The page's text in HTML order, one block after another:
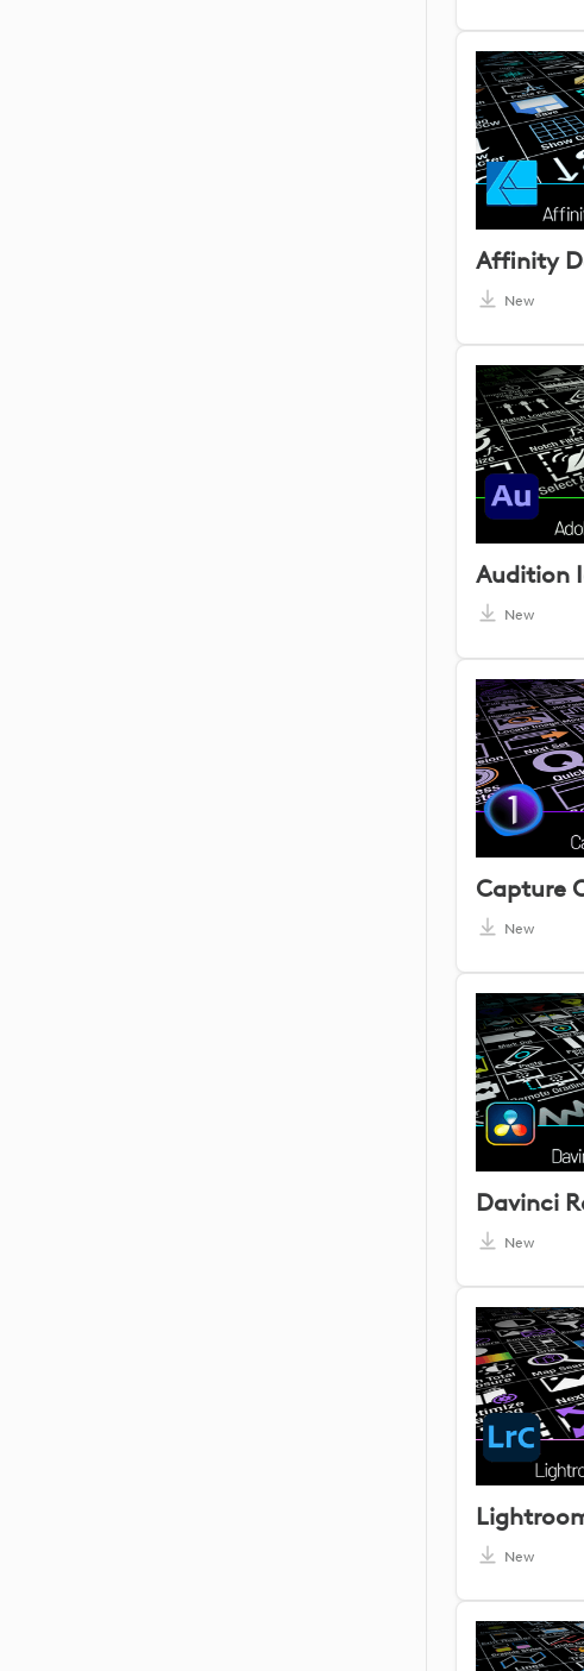
New
Audition
New
Capture
New
New
New